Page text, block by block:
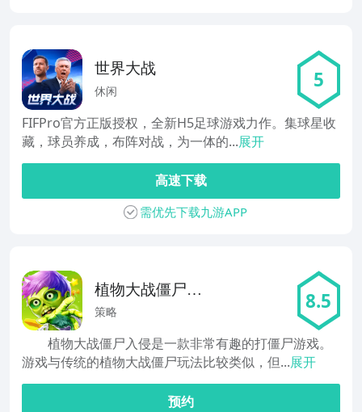
世界大战
休闲 5
FIFPro官方正版授权，全新H5足球游戏力作。集球星收
藏，球员养成，布阵对战，为一体的...展开
高速下载
需优先下载九游APP
植物大战僵尸入
侵
策略 8.5
植物大战僵尸入侵是一款非常有趣的打僵尸游戏。
游戏与传统的植物大战僵尸玩法比较类似，但...展开
预约